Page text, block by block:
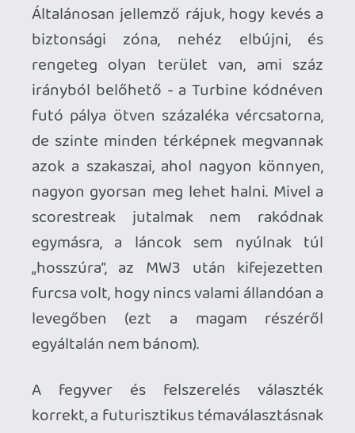
Új év, új Call of Duty, ebben a
generációban az utolsó - nyilván jövőre
is lesz CoD, és nyilván meg fog jelenni
jelenlegi generációs konzolokra is, de a
nextgen gépek felbukkanása jelentheti a
Call of Duty szériában azt a változást,
amire már szüksége van. A Black Ops 2-
nek nincs miért szégyenkeznie,
professzionálisan összerakott, a
célgépek technológiai lehetőségeinek
megfelelően látványos, átgondolt, a
játékost akár hónapokig visszatérésre
ösztökélő multiplayerrel kikerekített
játék. A BO2 óvatos újításai talán irányt
mutatnak a jövőre nézve: nem lenne
ellenünkre, ha a technológiai ugrást
kihasználva kevésbé kötött, a játékos
döntéseit ás akaratát sokkal jobban a
a sorozat.